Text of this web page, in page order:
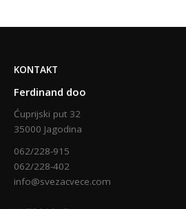
KONTAKT
Ferdinand doo
Ćuprijski put 32
35000 Jagodina
062/228-915
062/228-402
info@svezacvece.com